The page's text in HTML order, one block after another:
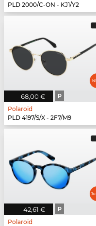
PLD 2000/C-ON - KJ1/Y2
68,00 € P
Polaroid
PLD 4197/S/X - 2F7/M9
42,61 € P
Polaroid